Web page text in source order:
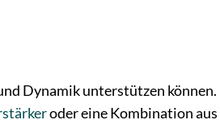
Dynamik unterstützen
oder eine Kombination